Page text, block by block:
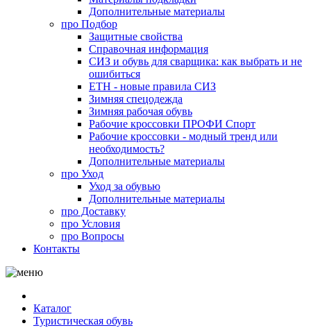
Дополнительные материалы
про Подбор
Защитные свойства
Справочная информация
СИЗ и обувь для сварщика: как выбрать и не
ошибиться
ЕТН - новые правила СИЗ
Зимняя спецодежда
Зимняя рабочая обувь
Рабочие кроссовки ПРОФИ Спорт
Рабочие кроссовки - модный тренд или
необходимость?
Дополнительные материалы
про Уход
Уход за обувью
Дополнительные материалы
про Доставку
про Условия
про Вопросы
Контакты
Каталог
Туристическая обувь